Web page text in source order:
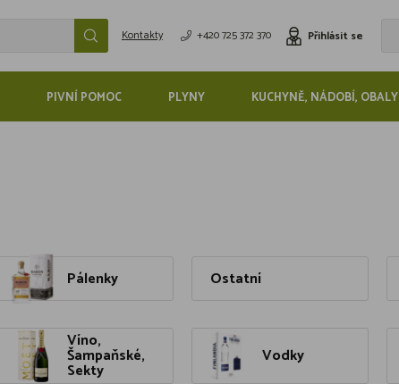
Kontakty +420 725 372 370 Přihlásit se
PIVNÍ POMOC PLYNY KUCHYNĚ, NÁDOBÍ, OBALY
Pálenky Ostatní
Víno,
Šampaňské,
Sekty
Vodky